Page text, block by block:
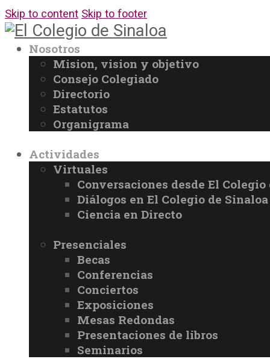
Skip to content Skip to footer
Nosotros
Mision, vision y objetivo
Consejo Colegiado
Directorio
Estatutos
Organigrama
Actividades
Virtuales
Conversaciones desde El
Diálogos en El Colegio de Sinaloa
Ciencia en Directo
Presenciales
Becas
Conferencias
Conciertos
Exposiciones
Mesas Redondas
Presentaciones de libros
Seminarios